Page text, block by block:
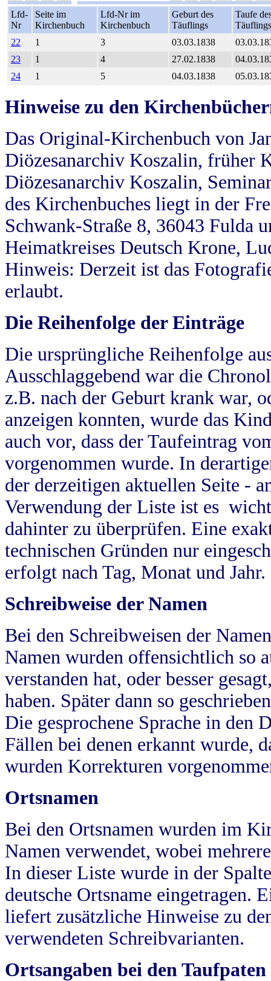
Lfd-
Nr
Seite im
Kirchenbuch
Lfd-Nr im
Kirchenbuch
Geburt des
Täuflings
Taufe
Täuflings
22
1 3 03.03.1838
23
1 4 27.02.1838
24
1 5 04.03.1838
Hinweise zu den
Das Original-Kirchenbuch von
Diözesanarchiv Koszalin, früher
Diözesanarchiv Koszalin,
des Kirchenbuches liegt in der
Schwank-Straße 8, 36043 Fulda
Heimatkreises Deutsch Krone,
Hinweis: Derzeit ist das
erlaubt.
Die Reihenfolge der Einträge
Die ursprüngliche Reihenfolge
Ausschlaggebend war die
z.B. nach der Geburt krank war,
anzeigen konnten, wurde das
auch vor, dass der Taufeintrag
vorgenommen wurde. In
der derzeitigen aktuellen Seite -
Verwendung der Liste ist es
dahinter zu überprüfen. Eine
technischen Gründen nur
erfolgt nach Tag, Monat und Jahr.
Schreibweise der Namen
Bei den Schreibweisen der
Namen wurden offensichtlich so
verstanden hat, oder besser
haben. Später dann so
Die gesprochene Sprache in
Fällen bei denen erkannt wurde,
wurden Korrekturen
Ortsnamen
Bei den Ortsnamen wurden im
Namen verwendet, wobei
In dieser Liste wurde in der
deutsche Ortsname eingetragen.
liefert zusätzliche Hinweise zu
verwendeten Schreibvarianten.
Ortsangaben bei den Taufpaten